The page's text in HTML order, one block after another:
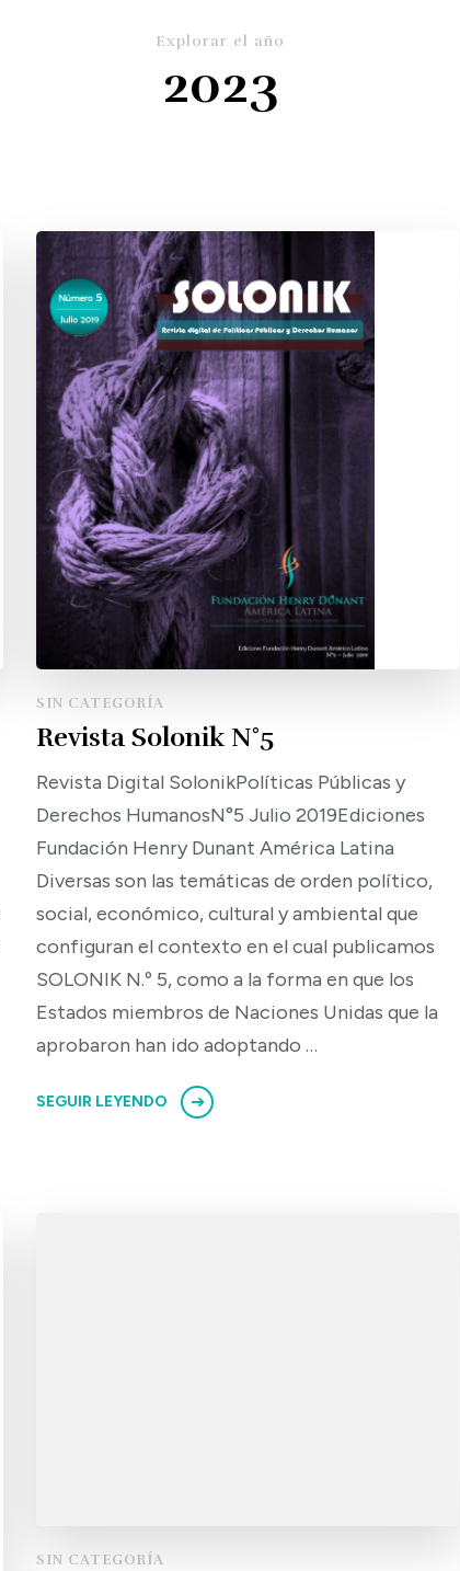
Explorar el año
2023
SIN CATEGORÍA
Revista Solonik N°5
Revista Digital SolonikPolíticas Públicas y
Derechos HumanosN°5 Julio 2019Ediciones
Fundación Henry Dunant América Latina
Diversas son las temáticas de orden político,
social, económico, cultural y ambiental que
configuran el contexto en el cual publicamos
SOLONIK N.º 5, como a la forma en que los
Estados miembros de Naciones Unidas que la
aprobaron han ido adoptando …
SEGUIR LEYENDO
SIN CATEGORÍA